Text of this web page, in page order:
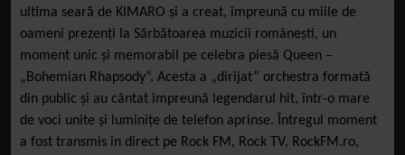
ultima seară de KIMARO și a creat, împreună cu miile de
oameni prezenți la Sărbătoarea muzicii românești, un
moment unic și memorabil pe celebra piesă Queen –
„Bohemian Rhapsody”. Acesta a „dirijat” orchestra formată
din public și au cântat împreună legendarul hit, într-o mare
de voci unite și luminițe de telefon aprinse. Întregul moment
a fost transmis în direct pe Rock FM, Rock TV, RockFM.ro,